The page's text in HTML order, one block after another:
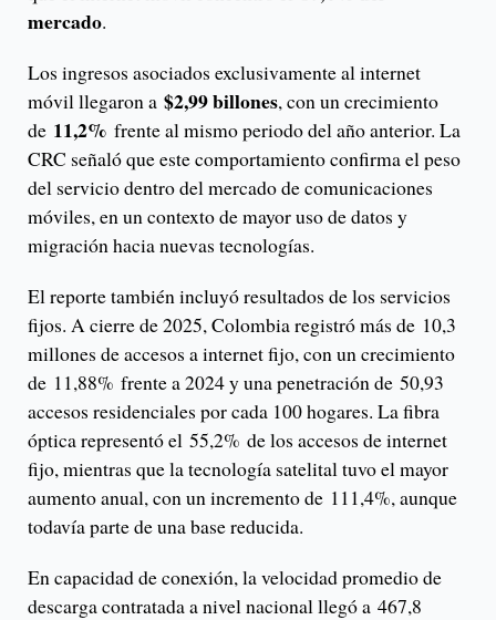
mercado.
Los ingresos asociados exclusivamente al internet
móvil llegaron a $2,99 billones, con un crecimiento
de 11,2% frente al mismo periodo del año anterior. La
CRC señaló que este comportamiento confirma el peso
del servicio dentro del mercado de comunicaciones
móviles, en un contexto de mayor uso de datos y
migración hacia nuevas tecnologías.
El reporte también incluyó resultados de los servicios
fijos. A cierre de 2025, Colombia registró más de 10,3
millones de accesos a internet fijo, con un crecimiento
de 11,88% frente a 2024 y una penetración de 50,93
accesos residenciales por cada 100 hogares. La fibra
óptica representó el 55,2% de los accesos de internet
fijo, mientras que la tecnología satelital tuvo el mayor
aumento anual, con un incremento de 111,4%, aunque
todavía parte de una base reducida.
En capacidad de conexión, la velocidad promedio de
descarga contratada a nivel nacional llegó a 467,8